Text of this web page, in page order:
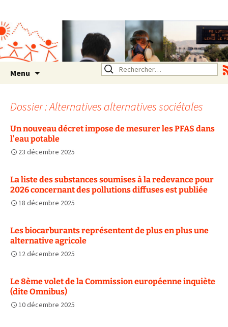
Rhône Alpes
Un environnement sain pour
la santé de tous
Menu Rechercher :
Dossier : Alternatives alternatives sociétales
Un nouveau décret impose de mesurer les PFAS dans
l’eau potable
23 décembre 2025
La liste des substances soumises à la redevance pour
2026 concernant des pollutions diffuses est publiée
18 décembre 2025
Les biocarburants représentent de plus en plus une
alternative agricole
12 décembre 2025
Le 8ème volet de la Commission européenne inquiète
(dite Omnibus)
10 décembre 2025